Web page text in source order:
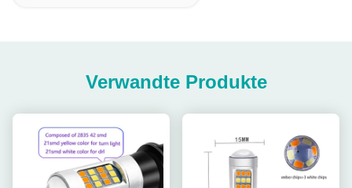
Verwandte Produkte